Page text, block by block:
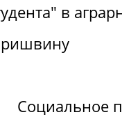
в
Социальное